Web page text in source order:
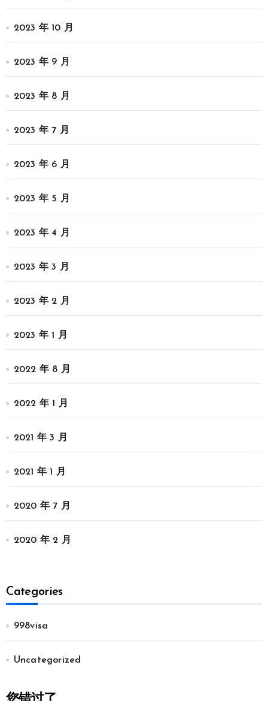
2023 年 10 月
2023 年 9 月
2023 年 8 月
2023 年 7 月
2023 年 6 月
2023 年 5 月
2023 年 4 月
2023 年 3 月
2023 年 2 月
2023 年 1 月
2022 年 8 月
2022 年 1 月
2021 年 3 月
2021 年 1 月
2020 年 7 月
2020 年 2 月
Categories
998visa
Uncategorized